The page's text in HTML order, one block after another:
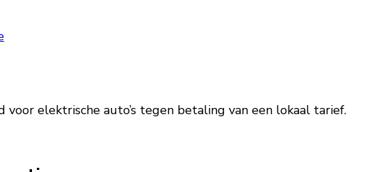
voor elektrische auto’s tegen betaling van een lokaal tarief.